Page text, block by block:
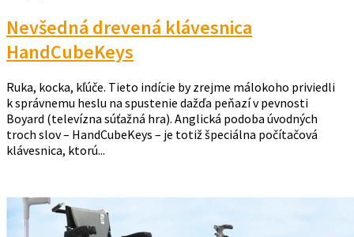
Nevšedná drevená klávesnica
HandCubeKeys
Ruka, kocka, kľúče. Tieto indície by zrejme málokoho priviedli
k správnemu heslu na spustenie dažďa peňazí v pevnosti
Boyard (televízna súťažná hra). Anglická podoba úvodných
troch slov – HandCubeKeys – je totiž špeciálna počítačová
klávesnica, ktorú...